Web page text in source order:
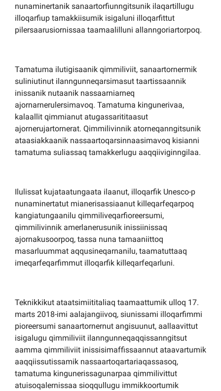
nunaminertanik sanaartorfiunngitsunik ilaqartillugu
illoqarfiup tamakkiisumik isigaluni illoqarfittut
pilersaarusiornissaa taamaalilluni allanngoriartorpoq.
Tamatuma ilutigisaanik qimmiliviit, sanaartornermik
suliniutinut ilanngunneqarsimasut taartissaannik
inissanik nutaanik nassaarniarneq
ajornarnerulersimavoq. Tamatuma kingunerivaa,
kalaallit qimmianut atugassarititaasut
ajornerujartornerat. Qimmilivinnik atorneqanngitsunik
ataasiakkaanik nassaartoqarsinnaasimavoq kisianni
tamatuma suliassaq tamakkerlugu aaqqiiviginngilaa.
Ilulissat kujataatungaata ilaanut, illoqarfik Unesco-p
nunaminertatut mianerisassiaanut killeqarfeqarpoq
kangiatungaanilu qimmiliveqarfioreersumi,
qimmilivinnik amerlanerusunik inissiinissaq
ajornakusoorpoq, tassa nuna tamaaniittoq
masarluummat aqqusineqarnanilu, taamatuttaaq
imeqarfeqarfimmut illoqarfik killeqarfeqarluni.
Teknikkikut ataatsimiititaliaq taamaattumik ulloq 17.
marts 2018-imi aalajangiivoq, siunissami illoqarfimmi
pioreersumi sanaartornernut angisuunut, aallaavittut
isigalugu qimmiliviit ilanngunneqaqqissanngitsut
aamma qimmiliviit inissisimaffissaannut ataavartumik
aaqqiissutissamik nassaartoqartariaqassasoq,
tamatuma kingunerissagunarpaa qimmilivittut
atuisoqalernissaa sioqqullugu immikkoortumik